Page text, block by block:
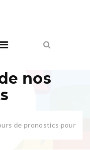
nos
de pronostics pour